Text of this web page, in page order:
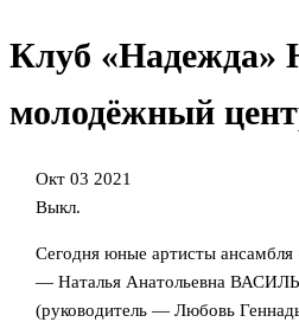
Клуб «Надежда»
молодёжный
Окт 03 2021
Выкл.
Сегодня юные артисты ансамбля
— Наталья Анатольевна
(руководитель — Любовь